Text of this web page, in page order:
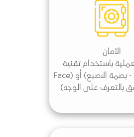
الأمان
باستخدام تقنية
(Touch ID - بصمة الاصبع) أو (Face